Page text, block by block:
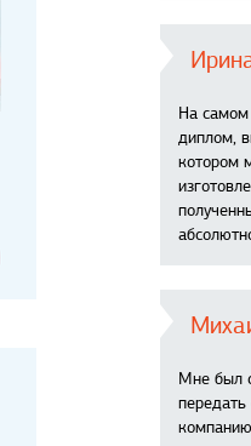
На самом
диплом,
котором
Мне был
передать